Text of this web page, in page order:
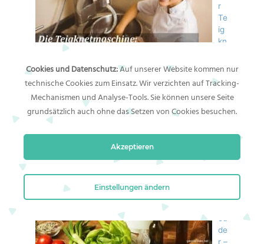
r
Te
ig
kn
chine die eigene Effizienz erhöhen
Teigknetmaschinen und Teigausrollmaschinen
unterstützen die Arbeit von Bäckern, Konditoren,
[…]
e
de
r –
Cookies und Datenschutz:Auf unserer Website kommen nur
technische Cookies zum Einsatz. Wir verzichten auf Tracking-
Mechanismen und Analyse-Tools. Sie können unsere Seite
grundsätzlich auch ohne das Setzen von Cookies besuchen.
Akzeptieren
Einstellungen ändern